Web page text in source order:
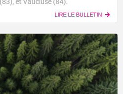
LIRE LE BULLETIN